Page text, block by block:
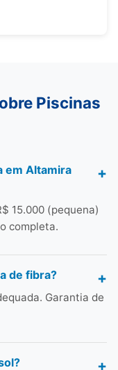
Piscinas
em Altamira
15.000 (pequena)
completa.
de fibra?
Garantia de